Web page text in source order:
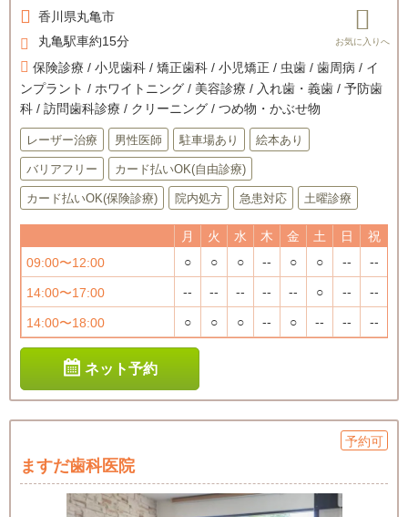
香川県丸亀市
丸亀駅車約15分
保険診療 / 小児歯科 / 矯正歯科 / 小児矯正 / 虫歯 / 歯周病 / イ
ンプラント / ホワイトニング / 美容診療 / 入れ歯・義歯 / 予防歯
科 / 訪問歯科診療 / クリーニング / つめ物・かぶせ物
レーザー治療 男性医師 駐車場あり 絵本あり
バリアフリー カード払いOK(自由診療)
カード払いOK(保険診療) 院内処方 急患対応 土曜診療
月 火 水 木 金 土 日
祝
09:00〜12:00
○ ○ ○ -- ○ ○ -- --
14:00〜17:00 -- -- -- -- -- ○ -- --
14:00〜18:00 ○ ○ ○ -- ○ -- -- --
ネット予約
予約可
ますだ歯科医院